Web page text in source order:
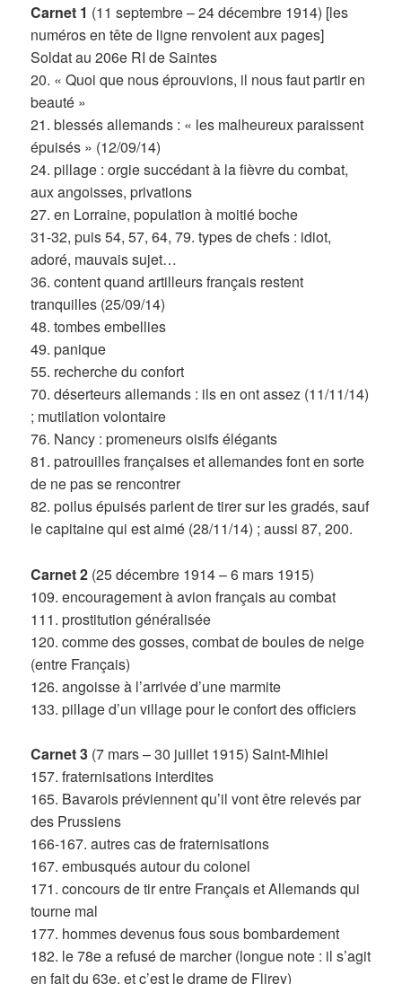
Carnet 1 (11 septembre – 24 décembre 1914) [les
numéros en tête de ligne renvoient aux pages]
Soldat au 206e RI de Saintes
20. « Quoi que nous éprouvions, il nous faut partir en
beauté »
21. blessés allemands : « les malheureux paraissent
épuisés » (12/09/14)
24. pillage : orgie succédant à la fièvre du combat,
aux angoisses, privations
27. en Lorraine, population à moitié boche
31-32, puis 54, 57, 64, 79. types de chefs : idiot,
adoré, mauvais sujet…
36. content quand artilleurs français restent
tranquilles (25/09/14)
48. tombes embellies
49. panique
55. recherche du confort
70. déserteurs allemands : ils en ont assez (11/11/14)
; mutilation volontaire
76. Nancy : promeneurs oisifs élégants
81. patrouilles françaises et allemandes font en sorte
de ne pas se rencontrer
82. poilus épuisés parlent de tirer sur les gradés, sauf
le capitaine qui est aimé (28/11/14) ; aussi 87, 200.
Carnet 2 (25 décembre 1914 – 6 mars 1915)
109. encouragement à avion français au combat
111. prostitution généralisée
120. comme des gosses, combat de boules de neige
(entre Français)
126. angoisse à l’arrivée d’une marmite
133. pillage d’un village pour le confort des officiers
Carnet 3 (7 mars – 30 juillet 1915) Saint-Mihiel
157. fraternisations interdites
165. Bavarois préviennent qu’il vont être relevés par
des Prussiens
166-167. autres cas de fraternisations
167. embusqués autour du colonel
171. concours de tir entre Français et Allemands qui
tourne mal
177. hommes devenus fous sous bombardement
182. le 78e a refusé de marcher (longue note : il s’agit
en fait du 63e, et c’est le drame de Flirey)